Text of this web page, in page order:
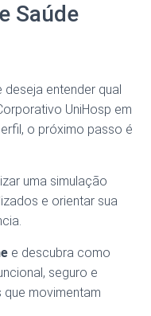
Saúde
entender qual
UniHosp em
o próximo passo é
uma simulação
e orientar sua
e descubra como
seguro e
que movimentam